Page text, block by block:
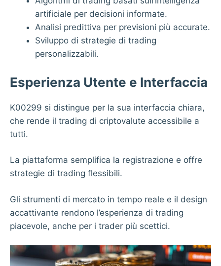
artificiale per decisioni informate.
Analisi predittiva per previsioni più accurate.
Sviluppo di strategie di trading
personalizzabili.
Esperienza Utente e Interfaccia
K00299 si distingue per la sua interfaccia chiara,
che rende il trading di criptovalute accessibile a
tutti.
La piattaforma semplifica la registrazione e offre
strategie di trading flessibili.
Gli strumenti di mercato in tempo reale e il design
accattivante rendono l’esperienza di trading
piacevole, anche per i trader più scettici.